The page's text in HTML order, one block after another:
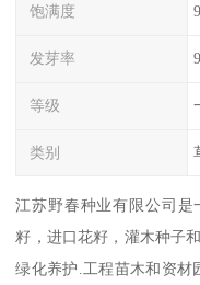
饱满度
发芽率
等级
类别
江苏野春种业有限公司
籽，进口花籽，灌木种子
绿化养护.工程苗木和资材